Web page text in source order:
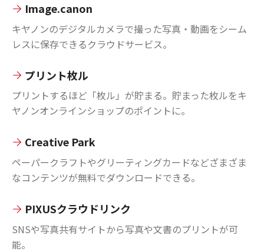
Image.canon
キヤノンのデジタルカメラで撮った写真・動画をシーム
レスに保存できるクラウドサービス。
プリント枚ル
プリントするほど「枚ル」が貯まる。貯まった枚ルをキ
ヤノンオンラインショップのポイントに。
Creative Park
ペーパークラフトやグリーティングカードなどざまざま
なコンテンツが無料でダウンロードできる。
PIXUSクラウドリンク
SNSや写真共有サイトから写真や文書のプリントが可
能。